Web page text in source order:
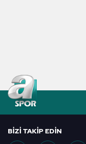
hazırlanmış
ilgili mevzuata uygun
almak için lütfen
BIZI TAKIP EDIN